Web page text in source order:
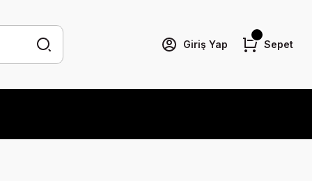
Giriş Yap Sepet